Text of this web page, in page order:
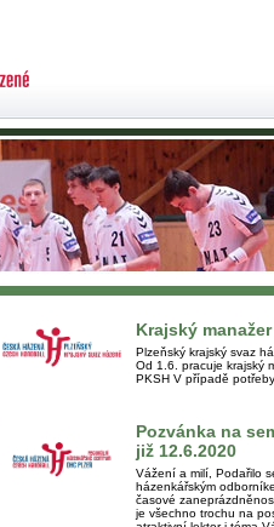
Krajský
Plzeňský krajský svaz
Od 1.6. pracuje krajský
PKSH V případě
Pozvánka na
již 12.6.2020
Vážení a milí, Podařilo
házenkářským
časové
je všechno trochu na